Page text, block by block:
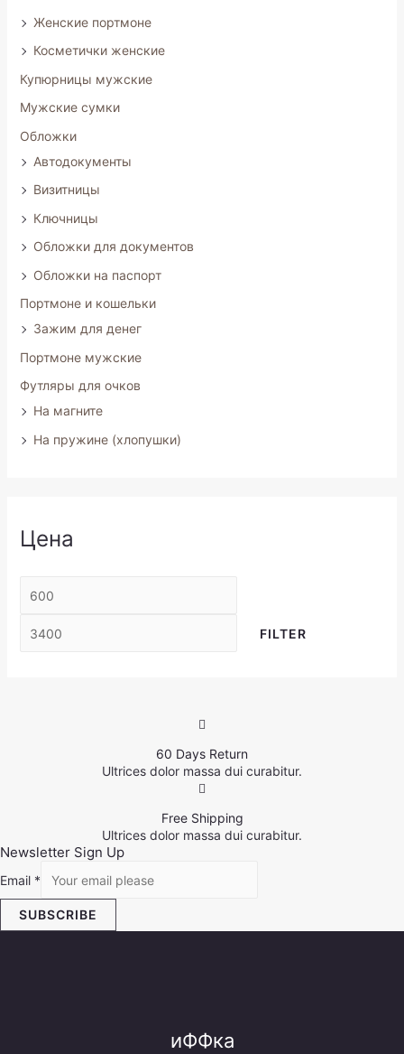
Женские портмоне
Косметички женские
Купюрницы мужские
Мужские сумки
Обложки
Автодокументы
Визитницы
Ключницы
Обложки для документов
Обложки на паспорт
Портмоне и кошельки
Зажим для денег
Портмоне мужские
Футляры для очков
На магните
На пружине (хлопушки)
Цена
FILTER
60 Days Return
Ultrices dolor massa dui curabitur.
Free Shipping
Ultrices dolor massa dui curabitur.
Newsletter Sign Up
Email *
SUBSCRIBE
иФФка